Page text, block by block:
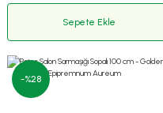
Sepete Ekle
-%28